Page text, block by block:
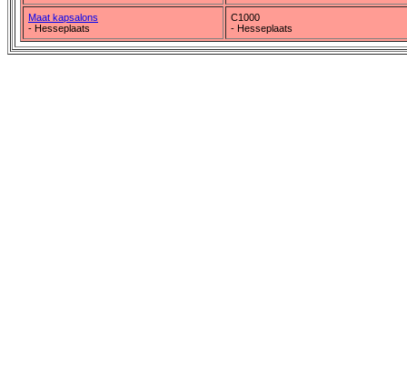
Maat kapsalons
- Hesseplaats
C1000
- Hesseplaats